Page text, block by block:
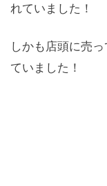
れていました！
しかも店頭に売
ていました！